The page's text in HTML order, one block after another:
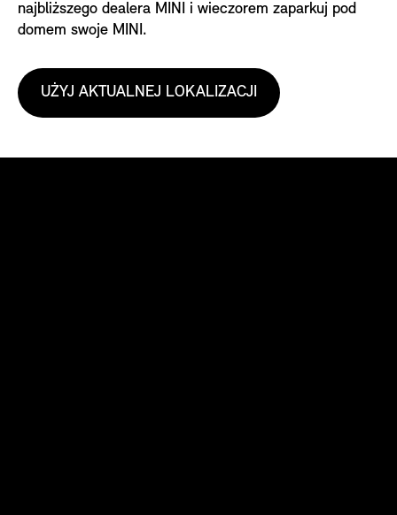
najbliższego dealera MINI i wieczorem zaparkuj pod
domem swoje MINI.
UŻYJ AKTUALNEJ LOKALIZACJI